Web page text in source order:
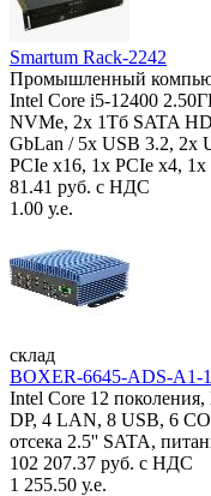
Smartum Rack-2242
Промышленный
Intel Core i5-12400
NVMe, 2x 1Тб SATA
GbLan / 5x USB 3.2, 2x
PCIe x16, 1x PCIe x4,
81.41 руб. с НДС
1.00 у.е.
склад
BOXER-6645-ADS-A1-
Intel Core 12
DP, 4 LAN, 8 USB, 6
отсека 2.5'' SATA,
102 207.37 руб. с НДС
1 255.50 у.е.